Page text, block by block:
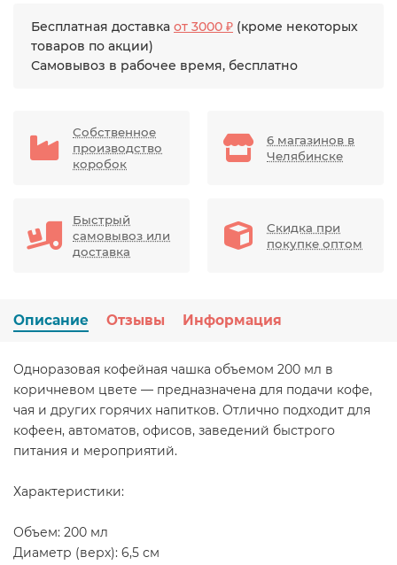
Бесплатная доставка от 3000 ₽ (кроме некоторых
товаров по акции)
Самовывоз в рабочее время, бесплатно
Собственное
производство
коробок
6 магазинов в
Челябинске
Быстрый
самовывоз или
доставка
Скидка при
покупке оптом
Описание Отзывы Информация
Одноразовая кофейная чашка объемом 200 мл в
коричневом цвете — предназначена для подачи кофе,
чая и других горячих напитков. Отлично подходит для
кофеен, автоматов, офисов, заведений быстрого
питания и мероприятий.
Характеристики:
Объем: 200 мл
Диаметр (верх): 6,5 см